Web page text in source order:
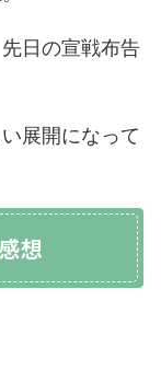
日の宣戦布告
展開になって
想